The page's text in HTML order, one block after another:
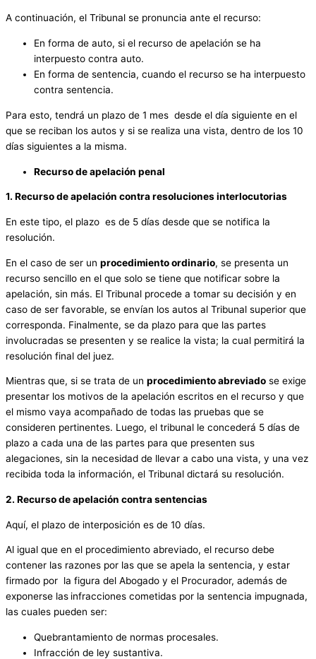
A continuación, el Tribunal se pronuncia ante el recurso:
En forma de auto, si el recurso de apelación se ha
interpuesto contra auto.
En forma de sentencia, cuando el recurso se ha interpuesto
contra sentencia.
Para esto, tendrá un plazo de 1 mes desde el día siguiente en el
que se reciban los autos y si se realiza una vista, dentro de los 10
días siguientes a la misma.
Recurso de apelación penal
1. Recurso de apelación contra resoluciones interlocutorias
En este tipo, el plazo es de 5 días desde que se notifica la
resolución.
En el caso de ser un procedimiento ordinario, se presenta un
recurso sencillo en el que solo se tiene que notificar sobre la
apelación, sin más. El Tribunal procede a tomar su decisión y en
caso de ser favorable, se envían los autos al Tribunal superior que
corresponda. Finalmente, se da plazo para que las partes
involucradas se presenten y se realice la vista; la cual permitirá la
resolución final del juez.
Mientras que, si se trata de un procedimiento abreviado se exige
presentar los motivos de la apelación escritos en el recurso y que
el mismo vaya acompañado de todas las pruebas que se
consideren pertinentes. Luego, el tribunal le concederá 5 días de
plazo a cada una de las partes para que presenten sus
alegaciones, sin la necesidad de llevar a cabo una vista, y una vez
recibida toda la información, el Tribunal dictará su resolución.
2. Recurso de apelación contra sentencias
Aquí, el plazo de interposición es de 10 días.
Al igual que en el procedimiento abreviado, el recurso debe
contener las razones por las que se apela la sentencia, y estar
firmado por la figura del Abogado y el Procurador, además de
exponerse las infracciones cometidas por la sentencia impugnada,
las cuales pueden ser:
Quebrantamiento de normas procesales.
Infracción de ley sustantiva.